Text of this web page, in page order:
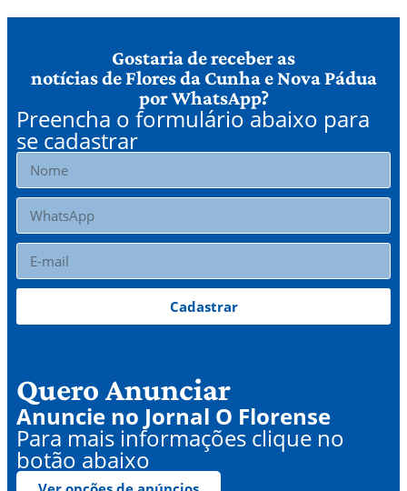
Gostaria de receber as
notícias de Flores da Cunha e Nova Pádua
por WhatsApp?
Preencha o formulário abaixo para
se cadastrar
Cadastrar
Quero Anunciar
Anuncie no Jornal O Florense
Para mais informações clique no
botão abaixo